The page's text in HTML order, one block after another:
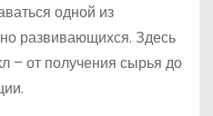
одной из
развивающихся. Здесь
– от получения сырья до